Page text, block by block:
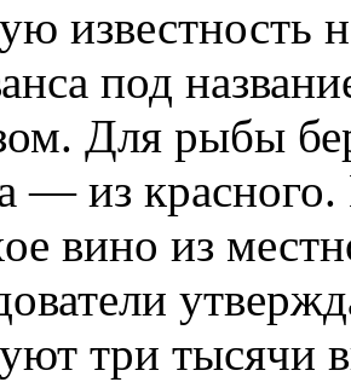
известность
под
Для рыбы
— из
вино из
три тысячи